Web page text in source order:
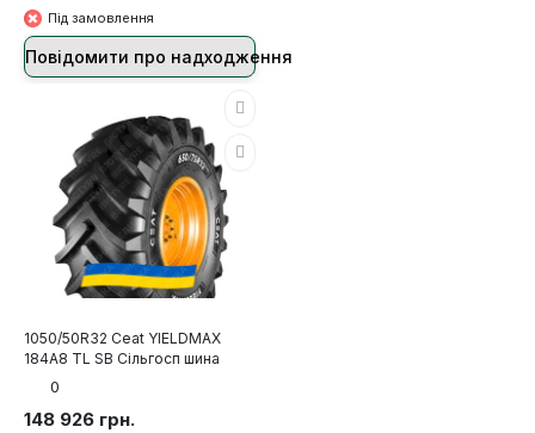
Під замовлення
Повідомити про надходження
1050/50R32 Ceat YIELDMAX
184A8 TL SB Сільгосп шина
0
148 926 грн.